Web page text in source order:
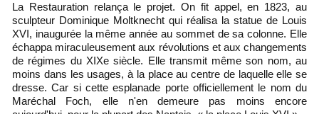
La Restauration relança le projet. On fit appel, en 1823, au
sculpteur Dominique Moltknecht qui réalisa la statue de Louis
XVI, inaugurée la même année au sommet de sa colonne. Elle
échappa miraculeusement aux révolutions et aux changements
de régimes du XIXe siècle. Elle transmit même son nom, au
moins dans les usages, à la place au centre de laquelle elle se
dresse. Car si cette esplanade porte officiellement le nom du
Maréchal Foch, elle n'en demeure pas moins encore